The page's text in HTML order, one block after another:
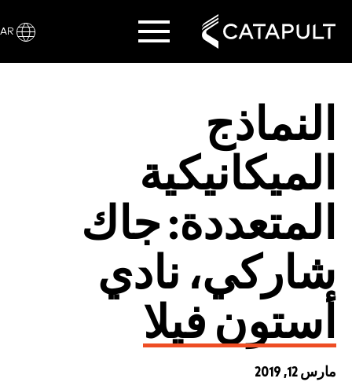
النماذج
الميكانيكية
المتعددة: جاك
شاركي، نادي
أستون فيلا
مارس 12, 2019